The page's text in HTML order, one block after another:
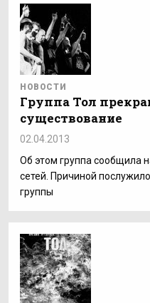
НОВОСТИ
Группа Тол
существование
02.04.2013
Об этом группа сообщила
сетей. Причиной
группы